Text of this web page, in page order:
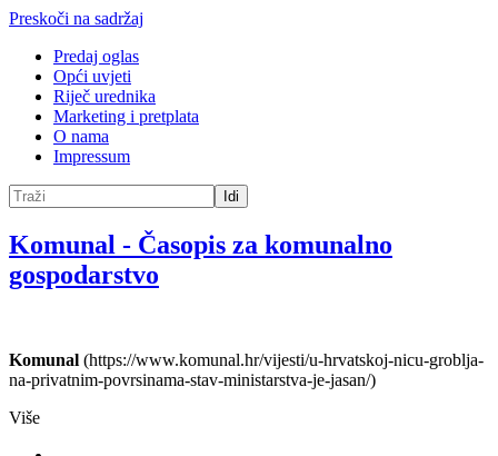
Preskoči na sadržaj
Predaj oglas
Opći uvjeti
Riječ urednika
Marketing i pretplata
O nama
Impressum
Idi
Komunal - Časopis za komunalno
gospodarstvo
Komunal (https://www.komunal.hr/vijesti/u-hrvatskoj-nicu-groblja-
na-privatnim-povrsinama-stav-ministarstva-je-jasan/)
Više